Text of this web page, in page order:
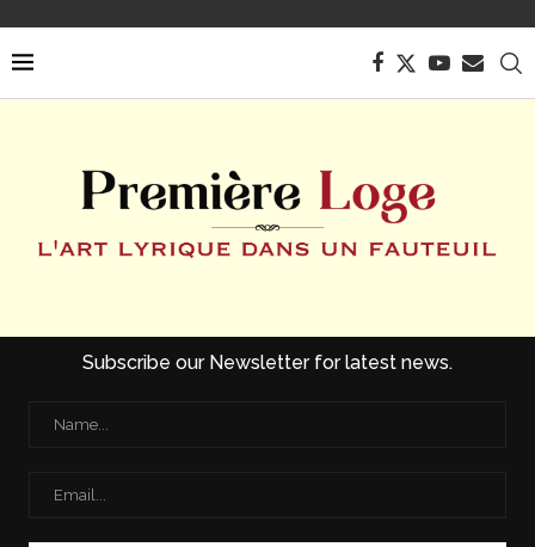
Subscribe our Newsletter for latest news.